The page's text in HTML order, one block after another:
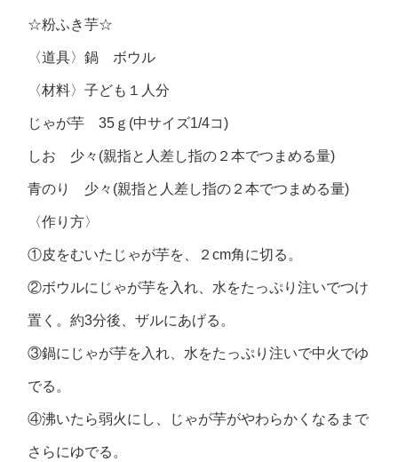
☆粉ふき芋☆
〈道具〉鍋 ボウル
〈材料〉子ども１人分
じゃが芋 35ｇ(中サイズ1/4コ)
しお 少々(親指と人差し指の２本でつまめる量)
青のり 少々(親指と人差し指の２本でつまめる量)
〈作り方〉
①皮をむいたじゃが芋を、２cm角に切る。
②ボウルにじゃが芋を入れ、水をたっぷり注いでつけ
置く。約3分後、ザルにあげる。
③鍋にじゃが芋を入れ、水をたっぷり注いで中火でゆ
でる。
④沸いたら弱火にし、じゃが芋がやわらかくなるまで
さらにゆでる。